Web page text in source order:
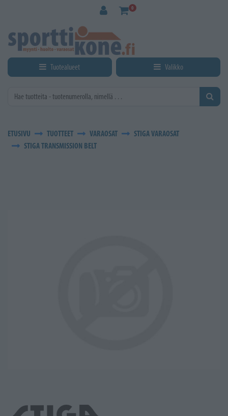
0
Tuotealueet Valikko
ETUSIVU TUOTTEET VARAOSAT
STIGA VARAOSAT
STIGA TRANSMISSION BELT